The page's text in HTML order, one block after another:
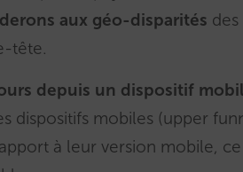
aux géo-disparités
tête.
depuis un dispositif
dispositifs mobiles (upper
à leur version mobile,